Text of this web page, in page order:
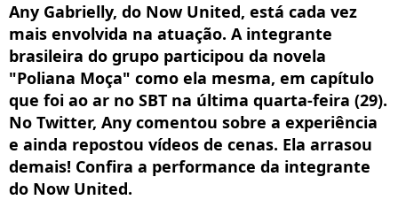
Any Gabrielly, do Now United, está cada vez
mais envolvida na atuação. A integrante
brasileira do grupo participou da novela
"Poliana Moça" como ela mesma, em capítulo
que foi ao ar no SBT na última quarta-feira (29).
No Twitter, Any comentou sobre a experiência
e ainda repostou vídeos de cenas. Ela arrasou
demais! Confira a performance da integrante
do Now United.